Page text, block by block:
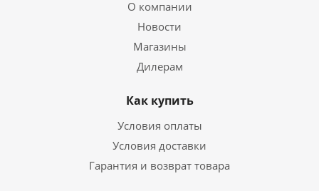
О компании
Новости
Магазины
Дилерам
Как купить
Условия оплаты
Условия доставки
Гарантия и возврат товара